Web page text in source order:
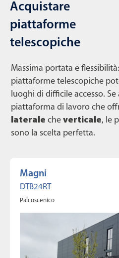
Acquistare
piattaforme
telescopiche
Massima portata e
piattaforme telescopiche
luoghi di difficile accesso.
piattaforma di lavoro che
laterale che verticale, le
sono la scelta perfetta.
Magni
DTB24RT
Palcoscenico